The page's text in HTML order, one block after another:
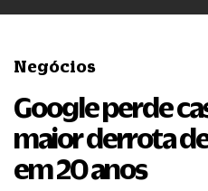
Negócios
Google perde
maior derrota
em 20 anos